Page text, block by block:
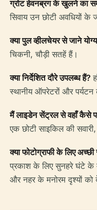
ग्रोट हेवनब्रग के खुलने का
सिवाय उन छोटी अवधियों के
क्या पुल व्हीलचेयर से जाने
चिकनी, चौड़ी सतहें हैं।
क्या निर्देशित दौरे उपलब्ध हैं?
स्थानीय ऑपरेटरों और पर्यटन
मैं लाइडेन सेंट्रल से वहाँ कैसे
एक छोटी साइकिल की
क्या फोटोग्राफी के लिए
प्रकाश के लिए सुनहरे घंटे के
और नहर के मनोरम दृश्यों